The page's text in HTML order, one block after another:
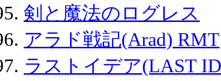
剣と魔法のログレス
アラド戦記(Arad) RMT
ラストイデア(LAST